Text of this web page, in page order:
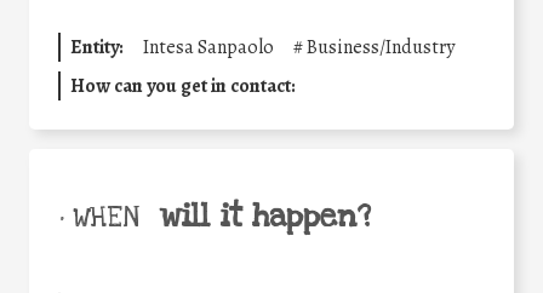
Entity: Intesa Sanpaolo #Business/Industry
How can you get in contact:
• WHEN will it happen?